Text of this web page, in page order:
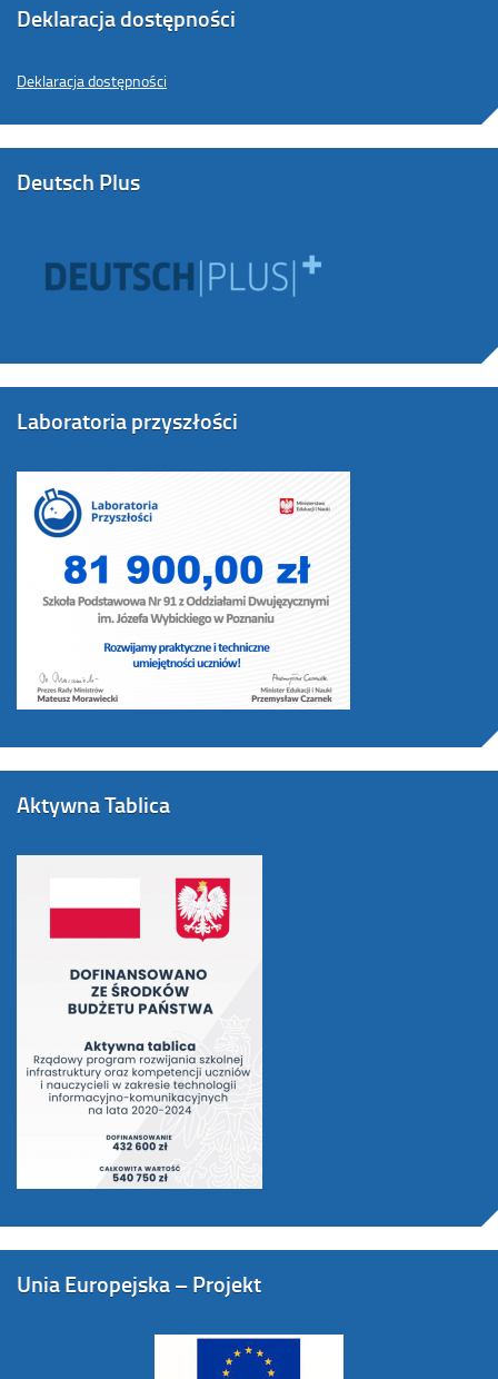
Deklaracja dostępności
Deklaracja dostępności
Deutsch Plus
Laboratoria przyszłości
Aktywna Tablica
Unia Europejska – Projekt